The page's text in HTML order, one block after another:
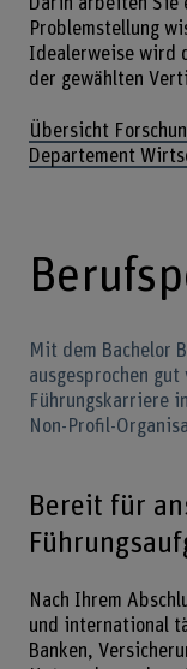
Darin arbeiten Sie
Problemstellung
Idealerweise wird
der gewählten
Übersicht
Departement
Mit dem Bachelor
ausgesprochen
Führungskarriere
Non-Profil-
Bereit für
Nach Ihrem
und international
Banken,